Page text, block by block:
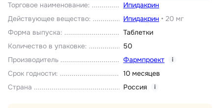
Торговое наименование:
Ипидакрин
Действующее вещество: Ипидакрин • 20 мг
Форма выпуска:
Таблетки
Количество в упаковке:
50
Производитель
Фармпроект i
Срок годности:
10 месяцев
Страна
Россия i